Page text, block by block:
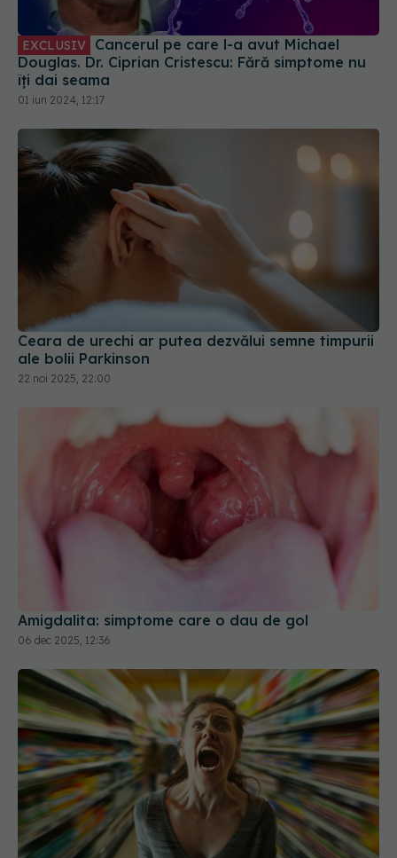
EXCLUSIV
Douglas. Dr. Ciprian Cristescu: Fără simptome nu
îți dai seama
01 iun 2024, 12:17
Ceara de urechi ar putea dezvălui semne timpurii
ale bolii Parkinson
22 noi 2025, 22:00
06 dec 2025, 12:36